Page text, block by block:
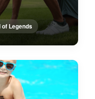
of Legends